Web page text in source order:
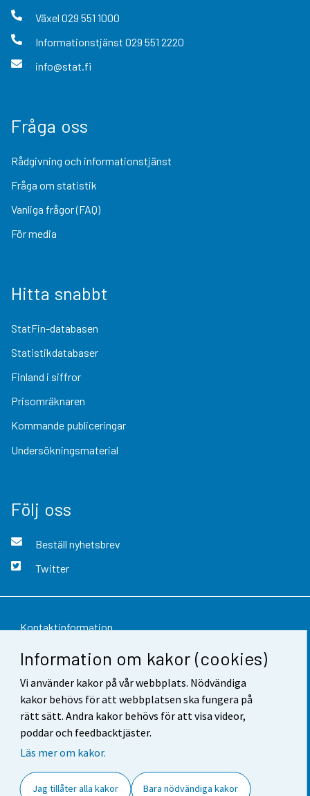
Information om kakor (cookies)
Vi använder kakor på vår webbplats. Nödvändiga
kakor behövs för att webbplatsen ska fungera på
rätt sätt. Andra kakor behövs för att visa videor,
poddar och feedbacktjäster.
Läs mer om kakor.
Jag tillåter alla kakor Bara nödvändiga kakor
Växel 029 551 1000
Informationstjänst 029 551 2220
info@stat.fi
Fråga oss
Rådgivning och informationstjänst
Fråga om statistik
Vanliga frågor (FAQ)
För media
Hitta snabbt
StatFin-databasen
Statistikdatabaser
Finland i siffror
Prisomräknaren
Kommande publiceringar
Undersökningsmaterial
Följ oss
Beställ nyhetsbrev
Twitter
Kontaktinformation
Respons
Användarvillkor
Dataskydd
Tillgänglighet
Cookie-inställningar